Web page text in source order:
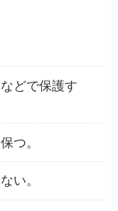
どで保護す
つ。
い。